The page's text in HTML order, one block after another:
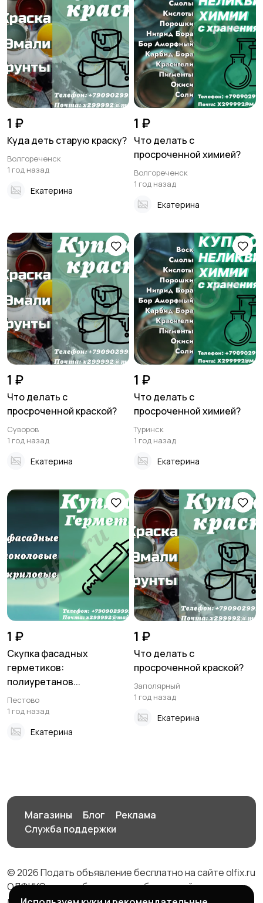
1 ₽
Куда деть старую краску?
Волгореченск
1 год назад
Екатерина
1 ₽
Что делать с
просроченной химией?
Волгореченск
1 год назад
Екатерина
1 ₽
Что делать с
просроченной краской?
Суворов
1 год назад
Екатерина
1 ₽
Что делать с
просроченной химией?
Туринск
1 год назад
Екатерина
1 ₽
Скупка фасадных
герметиков:
полиуретанов...
Пестово
1 год назад
Екатерина
1 ₽
Что делать с
просроченной краской?
Заполярный
1 год назад
Екатерина
Магазины Блог
Реклама
Служба поддержки
© 2026 Подать объявление бесплатно на сайте olfix.ru
ОЛФИКС - доска беспалтных объявлений от частных